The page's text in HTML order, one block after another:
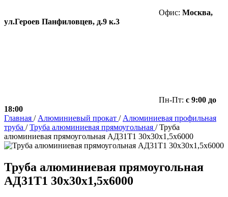
Офис: Москва,
ул.Героев Панфиловцев, д.9 к.3
Пн-Пт: с 9:00 до
18:00
Главная / Алюминиевый прокат / Алюминиевая профильная
труба / Труба алюминиевая прямоугольная / Труба
алюминиевая прямоугольная АД31Т1 30х30х1,5х6000
Труба алюминиевая прямоугольная
АД31Т1 30х30х1,5х6000